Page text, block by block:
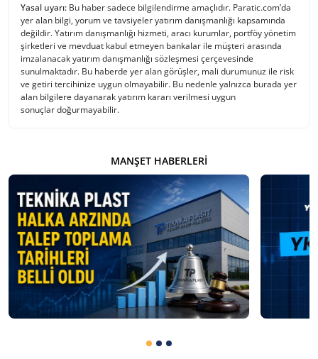
Yasal uyarı: Bu haber sadece bilgilendirme amaçlıdır. Paratic.com’da
yer alan bilgi, yorum ve tavsiyeler yatırım danışmanlığı kapsamında
değildir. Yatırım danışmanlığı hizmeti, aracı kurumlar, portföy yönetim
şirketleri ve mevduat kabul etmeyen bankalar ile müşteri arasında
imzalanacak yatırım danışmanlığı sözleşmesi çerçevesinde
sunulmaktadır. Bu haberde yer alan görüşler, mali durumunuz ile risk
ve getiri tercihinize uygun olmayabilir. Bu nedenle yalnızca burada yer
alan bilgilere dayanarak yatırım kararı verilmesi uygun
sonuçlar doğurmayabilir.
MANŞET HABERLERI